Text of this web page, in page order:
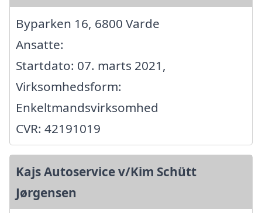
Byparken 16, 6800 Varde
Ansatte:
Startdato: 07. marts 2021,
Virksomhedsform:
Enkeltmandsvirksomhed
CVR: 42191019
Kajs Autoservice v/Kim Schütt
Jørgensen